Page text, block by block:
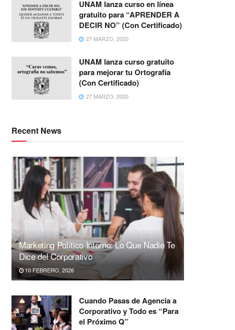
UNAM lanza curso en línea
gratuito para “APRENDER A
DECIR NO” (Con Certificado)
27 MARZO, 2020
UNAM lanza curso gratuito
para mejorar tu Ortografía
(Con Certificado)
27 MARZO, 2020
Recent News
Marketing Político Interno: Lo Que Nadie Te
Dice del Corporativo
10 FEBRERO, 2026
Cuando Pasas de Agencia a
Corporativo y Todo es “Para
el Próximo Q”